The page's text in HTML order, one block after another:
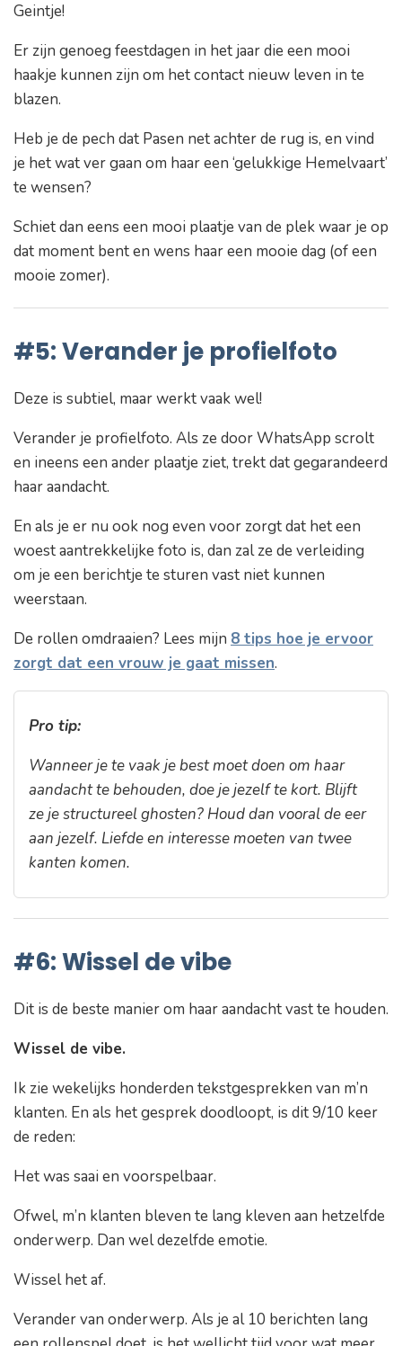
Geintje!
Er zijn genoeg feestdagen in het jaar die een mooi
haakje kunnen zijn om het contact nieuw leven in te
blazen.
Heb je de pech dat Pasen net achter de rug is, en vind
je het wat ver gaan om haar een ‘gelukkige Hemelvaart’
te wensen?
Schiet dan eens een mooi plaatje van de plek waar je op
dat moment bent en wens haar een mooie dag (of een
mooie zomer).
#5: Verander je profielfoto
Deze is subtiel, maar werkt vaak wel!
Verander je profielfoto. Als ze door WhatsApp scrolt
en ineens een ander plaatje ziet, trekt dat gegarandeerd
haar aandacht.
En als je er nu ook nog even voor zorgt dat het een
woest aantrekkelijke foto is, dan zal ze de verleiding
om je een berichtje te sturen vast niet kunnen
weerstaan.
De rollen omdraaien? Lees mijn 8 tips hoe je ervoor
zorgt dat een vrouw je gaat missen.
Pro tip:
Wanneer je te vaak je best moet doen om haar
aandacht te behouden, doe je jezelf te kort. Blijft
ze je structureel ghosten? Houd dan vooral de eer
aan jezelf. Liefde en interesse moeten van twee
kanten komen.
#6: Wissel de vibe
Dit is de beste manier om haar aandacht vast te houden.
Wissel de vibe.
Ik zie wekelijks honderden tekstgesprekken van m’n
klanten. En als het gesprek doodloopt, is dit 9/10 keer
de reden:
Het was saai en voorspelbaar.
Ofwel, m’n klanten bleven te lang kleven aan hetzelfde
onderwerp. Dan wel dezelfde emotie.
Wissel het af.
Verander van onderwerp. Als je al 10 berichten lang